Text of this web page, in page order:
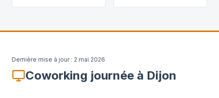
Dernière mise à jour : 2 mai 2026
Coworking journée à Dijon